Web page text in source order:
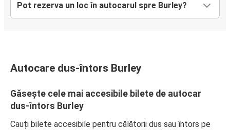
Pot rezerva un loc în autocarul spre Burley?
Autocare dus-întors Burley
Găsește cele mai accesibile bilete de autocar
dus-întors Burley
Cauți bilete accesibile pentru călătorii dus sau întors pe